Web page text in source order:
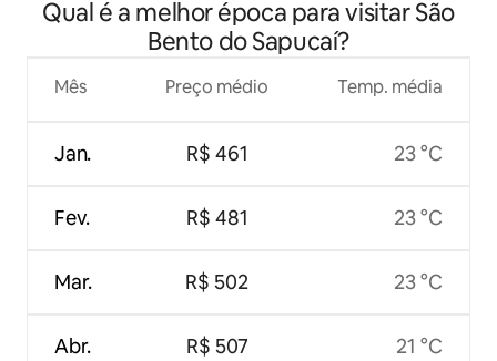
Qual é a melhor época para visitar São
Bento do Sapucaí?
Mês
Jan.
Fev.
Mar.
Abr.
Preço médio
R$ 461
R$ 481
R$ 502
R$ 507
Temp. média
23 °C
23 °C
23 °C
21 °C